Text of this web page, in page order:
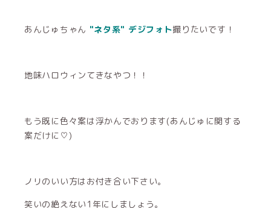
あんじゅちゃん "ネタ系" デジフォト撮りたいです！
地味ハロウィンてきなやつ！！
もう既に色々案は浮かんでおります(あんじゅに関する
案だけに♡)
ノリのいい方はお付き合い下さい。
笑いの絶えない1年にしましょう。